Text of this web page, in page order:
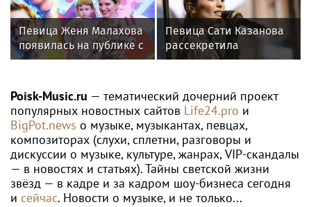
Певица Женя Малахова
появилась на публике с
дочерью
Певица Сати Казанова
рассекретила
«безгрешное, чистое,
дочери
Poisk-Music.ru — тематический дочерний проект
популярных новостных сайтов Life24.pro и
BigPot.news о музыке, музыкантах, певцах,
композиторах (слухи, сплетни, разговоры и
дискуссии о музыке, культуре, жанрах, VIP-скандалы
— в новостях и статьях). Тайны светской жизни
звёзд — в кадре и за кадром шоу-бизнеса сегодня
и сейчас. Новости о музыке, и не только...